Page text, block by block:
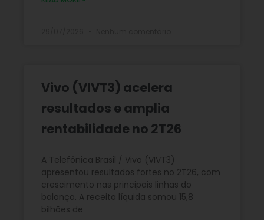
Vivo (VIVT3) acelera
resultados e amplia
rentabilidade no 2T26
A Telefônica Brasil / Vivo (VIVT3)
apresentou resultados fortes no 2T26, com
crescimento nas principais linhas do
balanço. A receita líquida somou 15,8
bilhões de